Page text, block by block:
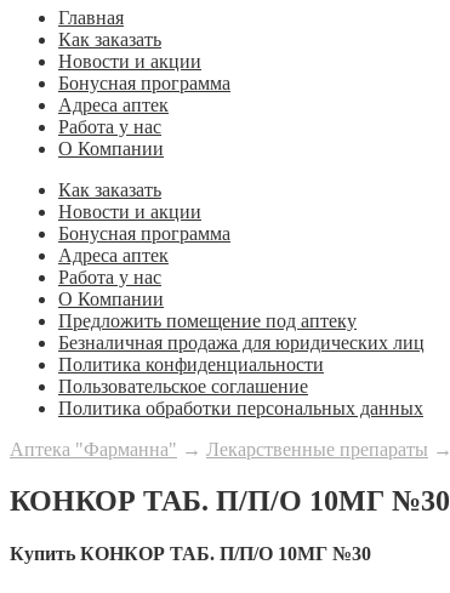
Главная
Как заказать
Новости и акции
Бонусная программа
Адреса аптек
Работа у нас
О Компании
Как заказать
Новости и акции
Бонусная программа
Адреса аптек
Работа у нас
О Компании
Предложить помещение под аптеку
Безналичная продажа для юридических лиц
Политика конфиденциальности
Пользовательское соглашение
Политика обработки персональных данных
Аптека "Фарманна" → Лекарственные препараты →
КОНКОР ТАБ. П/П/О 10МГ №30
Купить КОНКОР ТАБ. П/П/О 10МГ №30